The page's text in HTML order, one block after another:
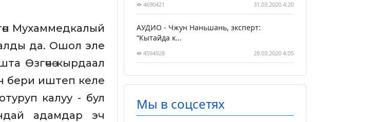
Мухаммедкалый
да. Ошол эле
Өзгөчө кырдаал
бери иштеп келе
калуу - бул
адамдар эч
4690421 31.03.2020 4:20
АУДИО - Чжун Наньшань, эксперт:
“Кытайда к...
4594928 28.03.2020 4:05
Мы в соцсетях